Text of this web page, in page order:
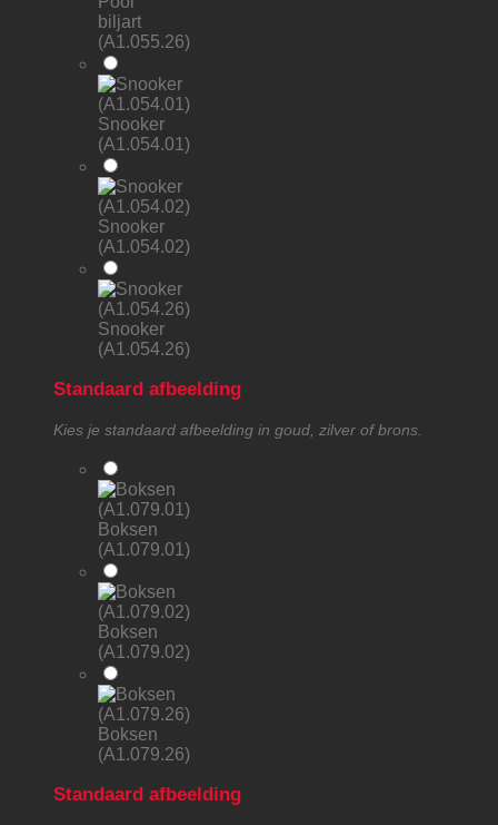
biljart
(A1.055.26)
Snooker
(A1.054.01)
Snooker
(A1.054.02)
Snooker
(A1.054.26)
Standaard afbeelding
Kies je standaard afbeelding in goud, zilver of brons.
Boksen
(A1.079.01)
Boksen
(A1.079.02)
Boksen
(A1.079.26)
Standaard afbeelding